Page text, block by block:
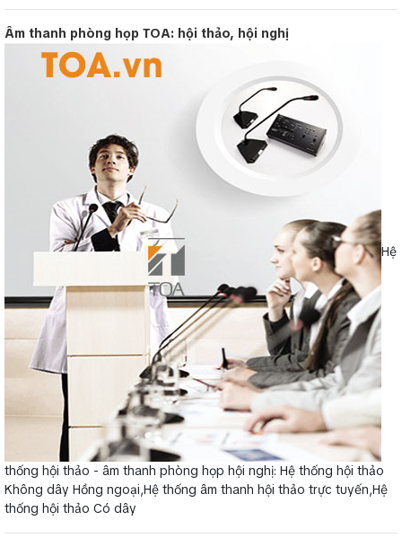
Âm thanh phòng họp TOA: hội thảo, hội nghị
Hệ
thống hội thảo - âm thanh phòng họp hội nghị: Hệ thống hội thảo
Không dây Hồng ngoại,Hệ thống âm thanh hội thảo trực tuyến,Hệ
thống hội thảo Có dây